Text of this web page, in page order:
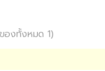
องทั้งหมด 1)